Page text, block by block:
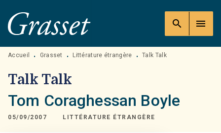
MENU RECHERCHE
PIED DE PAGE
search menu
Accueil • Grasset • Littérature étrangère • Talk Talk
Talk Talk
Tom Coraghessan Boyle
05/09/2007 LITTÉRATURE ÉTRANGÈRE